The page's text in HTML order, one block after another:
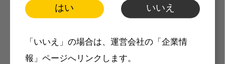
はい いいえ
「いいえ」の場合は、運営会社の「企業情
報」ページへリンクします。
製品価格も閲覧可能